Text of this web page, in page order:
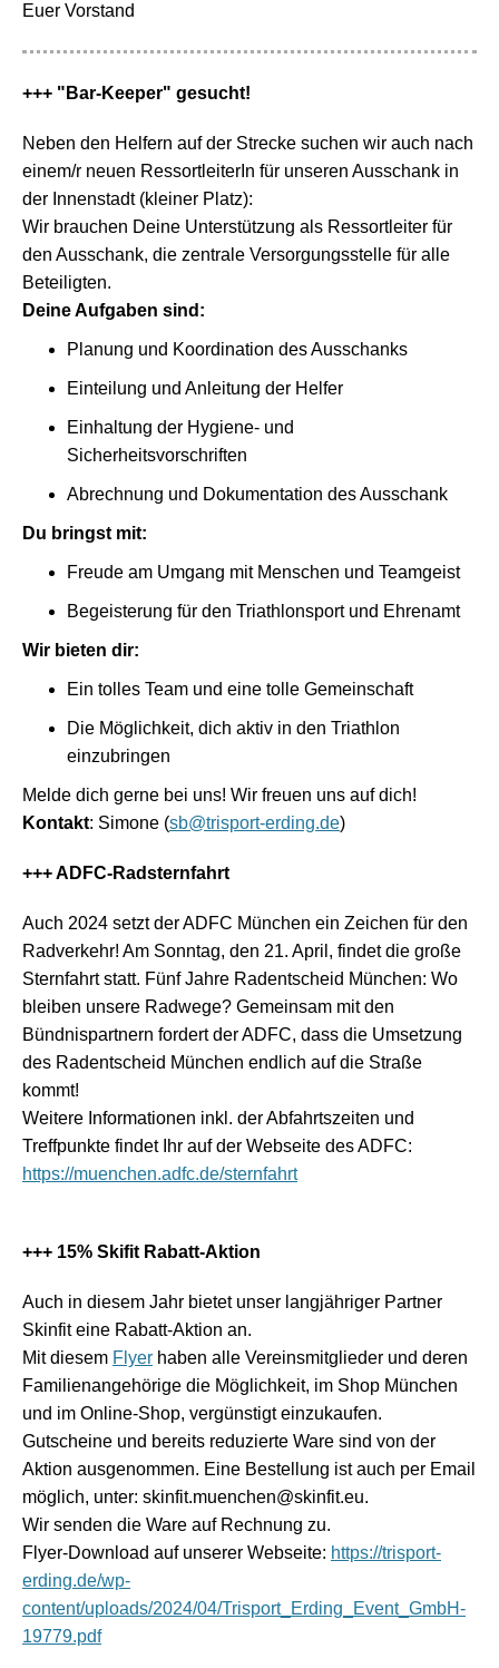
Euer Vorstand
+++ "Bar-Keeper" gesucht!
Neben den Helfern auf der Strecke suchen wir auch nach
einem/r neuen RessortleiterIn für unseren Ausschank in
der Innenstadt (kleiner Platz):
Wir brauchen Deine Unterstützung als Ressortleiter für
den Ausschank, die zentrale Versorgungsstelle für alle
Beteiligten.
Deine Aufgaben sind:
Planung und Koordination des Ausschanks
Einteilung und Anleitung der Helfer
Einhaltung der Hygiene- und
Sicherheitsvorschriften
Abrechnung und Dokumentation des Ausschank
Du bringst mit:
Freude am Umgang mit Menschen und Teamgeist
Begeisterung für den Triathlonsport und Ehrenamt
Wir bieten dir:
Ein tolles Team und eine tolle Gemeinschaft
Die Möglichkeit, dich aktiv in den Triathlon
einzubringen
Melde dich gerne bei uns! Wir freuen uns auf dich!
Kontakt: Simone (sb@trisport-erding.de)
+++ ADFC-Radsternfahrt
Auch 2024 setzt der ADFC München ein Zeichen für den
Radverkehr! Am Sonntag, den 21. April, findet die große
Sternfahrt statt. Fünf Jahre Radentscheid München: Wo
bleiben unsere Radwege? Gemeinsam mit den
Bündnispartnern fordert der ADFC, dass die Umsetzung
des Radentscheid München endlich auf die Straße
kommt!
Weitere Informationen inkl. der Abfahrtszeiten und
Treffpunkte findet Ihr auf der Webseite des ADFC:
https://muenchen.adfc.de/sternfahrt
+++ 15% Skifit Rabatt-Aktion
Auch in diesem Jahr bietet unser langjähriger Partner
Skinfit eine Rabatt-Aktion an.
Mit diesem Flyer haben alle Vereinsmitglieder und deren
Familienangehörige die Möglichkeit, im Shop München
und im Online-Shop, vergünstigt einzukaufen.
Gutscheine und bereits reduzierte Ware sind von der
Aktion ausgenommen. Eine Bestellung ist auch per Email
möglich, unter: skinfit.muenchen@skinfit.eu.
Wir senden die Ware auf Rechnung zu.
Flyer-Download auf unserer Webseite: https://trisport-
erding.de/wp-
content/uploads/2024/04/Trisport_Erding_Event_GmbH-
19779.pdf